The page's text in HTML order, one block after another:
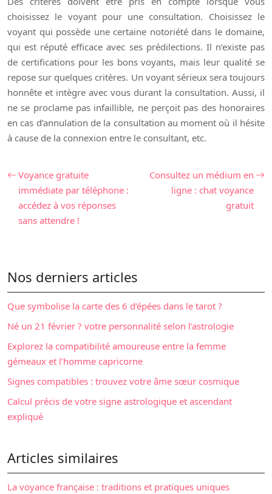
choisissez le voyant pour une consultation. Choisissez le
voyant qui possède une certaine notoriété dans le domaine,
qui est réputé efficace avec ses prédilections. Il n’existe pas
de certifications pour les bons voyants, mais leur qualité se
repose sur quelques critères. Un voyant sérieux sera toujours
honnête et intègre avec vous durant la consultation. Aussi, il
ne se proclame pas infaillible, ne perçoit pas des honoraires
en cas d’annulation de la consultation au moment où il hésite
à cause de la connexion entre le consultant, etc.
Voyance gratuite
immédiate par téléphone :
accédez à vos réponses
sans attendre !
Consultez un médium en
ligne : chat voyance
gratuit
Nos derniers articles
Que symbolise la carte des 6 d’épées dans le tarot ?
Né un 21 février ? votre personnalité selon l’astrologie
Explorez la compatibilité amoureuse entre la femme
gémeaux et l’homme capricorne
Signes compatibles : trouvez votre âme sœur cosmique
Calcul précis de votre signe astrologique et ascendant
expliqué
Articles similaires
La voyance française : traditions et pratiques uniques